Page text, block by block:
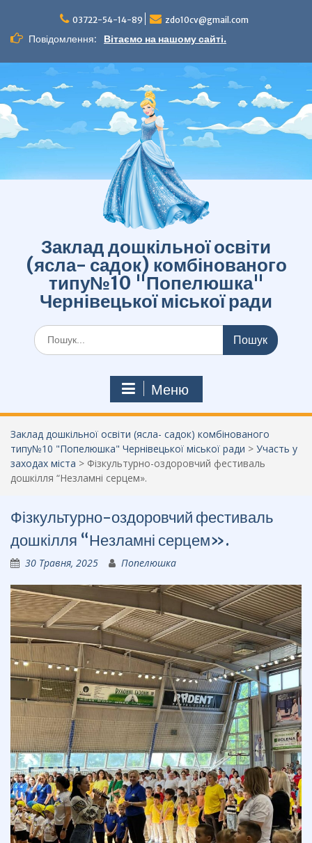
вмісту
03722-54-14-89 zdo10cv@gmail.com
Повідомлення: Вітаємо на нашому сайті.
Заклад дошкільної освіти
(ясла- садок) комбінованого
типу№10 "Попелюшка"
Чернівецької міської ради
Шукати:
Меню
Заклад дошкільної освіти (ясла- садок) комбінованого
типу№10 "Попелюшка" Чернівецької міської ради > Участь у
заходах міста > Фізкультурно-оздоровчий фестиваль
дошкілля “Незламні серцем».
Фізкультурно-оздоровчий фестиваль
дошкілля “Незламні серцем».
30 Травня, 2025 Попелюшка